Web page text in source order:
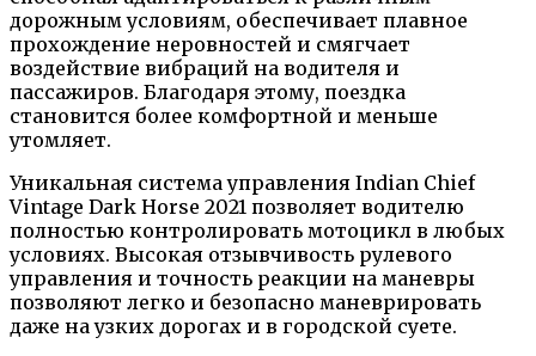
дорожным условиям, обеспечивает плавное
прохождение неровностей и смягчает
воздействие вибраций на водителя и
пассажиров. Благодаря этому, поездка
становится более комфортной и меньше
утомляет.
Уникальная система управления Indian Chief
Vintage Dark Horse 2021 позволяет водителю
полностью контролировать мотоцикл в любых
условиях. Высокая отзывчивость рулевого
управления и точность реакции на маневры
позволяют легко и безопасно маневрировать
даже на узких дорогах и в городской суете.